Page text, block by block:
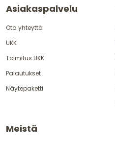
Asiakaspalvelu
Ota yhteyttä
UKK
Toimitus UKK
Palautukset
Näytepaketti
Meistä